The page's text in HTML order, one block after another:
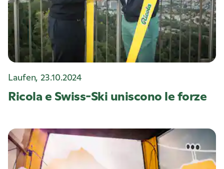
Ricolae Swiss-Ski uniscono le forze
Laufen, 23.10.2024